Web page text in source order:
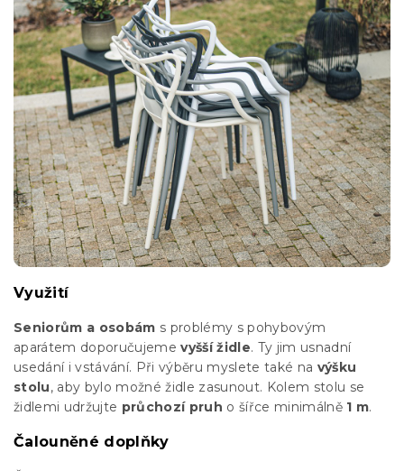
Využití
Seniorům a osobám s problémy s pohybovým
aparátem doporučujemevyšší židle. Ty jim usnadní
usedání i vstávání. Při výběru myslete také na výšku
stolu, aby bylo možné židle zasunout. Kolem stolu se
židlemi udržujte průchozí pruh o šířce minimálně 1 m.
Čalouněné doplňky